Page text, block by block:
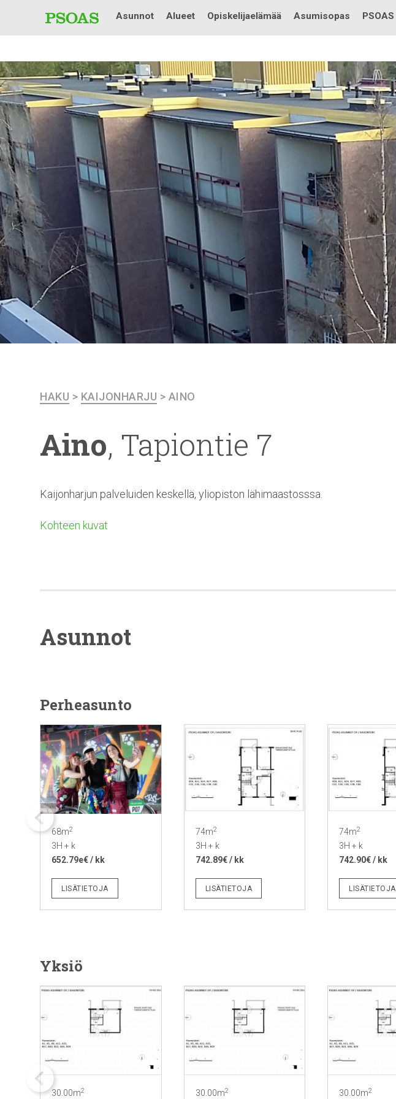
Asunnot Alueet Opiskelijaelämää Asumisopas PSOAS
HAKU > KAIJONHARJU > AINO
Aino, Tapiontie 7
Kaijonharjun palveluiden keskellä, yliopiston lähimaastosssa.
Kohteen kuvat
Asunnot
Perheasunto
68m2
3H + k
652.79e€ / kk
LISÄTIETOJA
74m2
3H + k
742.89€ / kk
LISÄTIETOJA
74m2
3H + k
742.90€ / kk
LISÄTIETOJA
Yksiö
30.00m2 30.00m2 30.00m2